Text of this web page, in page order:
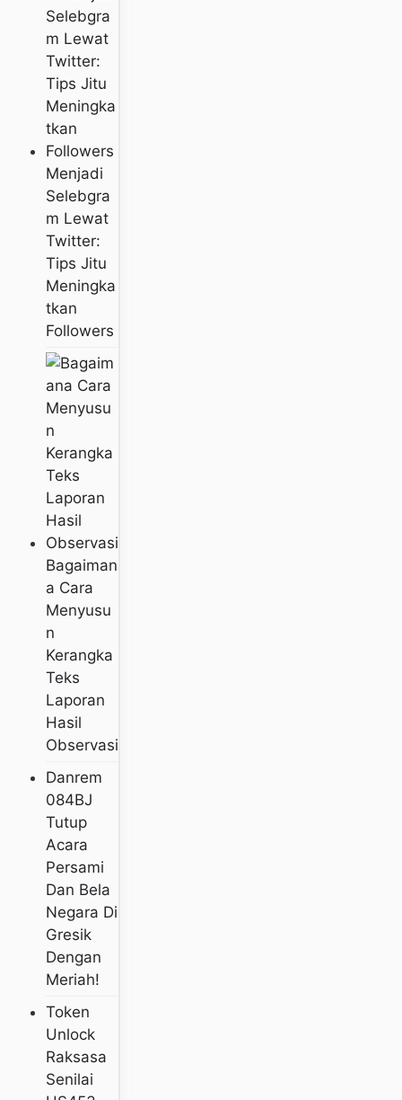
Menjadi
Selebgra
M Lewat
Twitter:
Tips Jitu
Meningka
Tkan
Followers
Bagaiman
A Cara
Menyusu
N
Kerangka
Teks
Laporan
Hasil
Observasi
Danrem
084BJ
Tutup
Acara
Persami
Dan Bela
Negara Di
Gresik
Dengan
Meriah!
Token
Unlock
Raksasa
Senilai